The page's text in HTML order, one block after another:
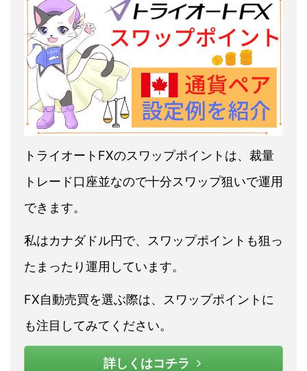
トライオートFXのスワップポイントは、裁量
トレード口座並なので十分スワップ狙いで運用
できます。
私はカナダドル円で、スワップポイントも狙っ
たまったり運用しています。
FX自動売買を選ぶ際は、スワップポイントに
も注目してみてください。
詳しくはコチラ